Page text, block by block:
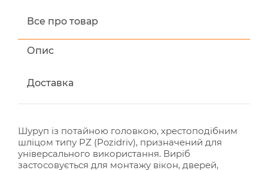
Все про товар
Опис
Доставка
Шуруп із потайною головкою, хрестоподібним
шліцом типу PZ (Pozidriv), призначений для
універсального використання. Виріб
застосовується для монтажу вікон, дверей,